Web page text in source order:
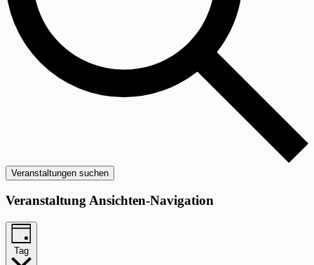
Veranstaltungen suchen
Veranstaltung Ansichten-Navigation
Tag